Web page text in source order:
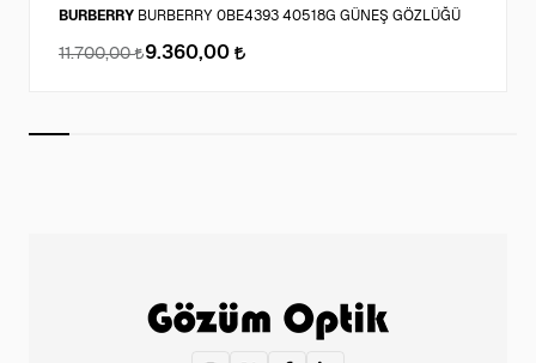
BURBERRY BURBERRY 0BE4393 40518G GÜNEŞ GÖZLÜĞÜ
11.700,00 9.360,00